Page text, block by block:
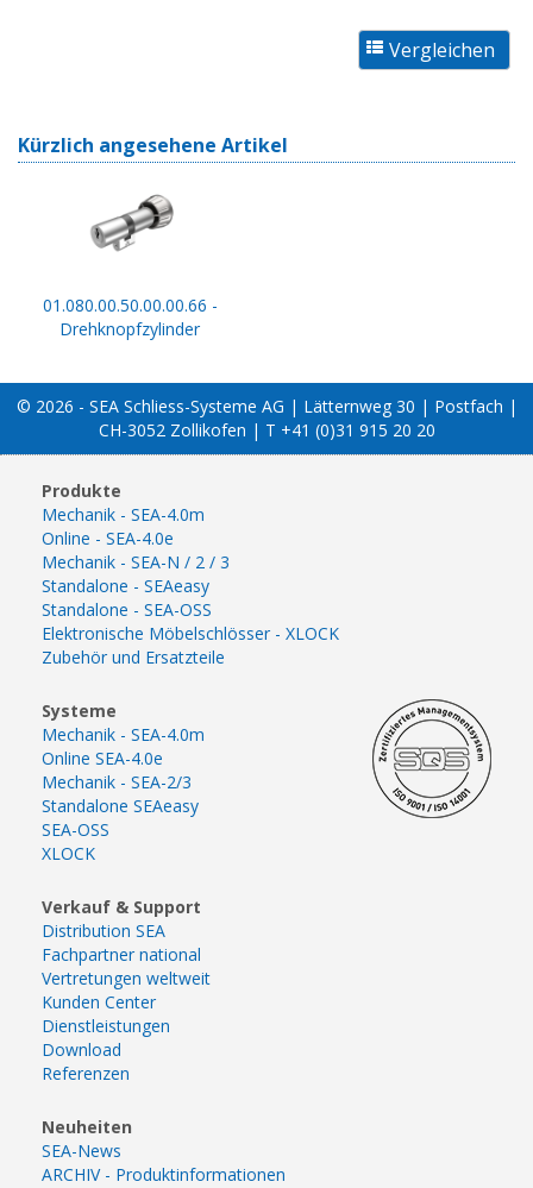
Kürzlich angesehene Artikel
01.080.00.50.00.00.66 -
Drehknopfzylinder
© 2026 - SEA Schliess-Systeme AG | Lätternweg 30 | Postfach |
CH-3052 Zollikofen | T +41 (0)31 915 20 20
Produkte
Mechanik - SEA-4.0m
Online - SEA-4.0e
Mechanik - SEA-N / 2 / 3
Standalone - SEAeasy
Standalone - SEA-OSS
Elektronische Möbelschlösser - XLOCK
Zubehör und Ersatzteile
Systeme
Mechanik - SEA-4.0m
Online SEA-4.0e
Mechanik - SEA-2/3
Standalone SEAeasy
SEA-OSS
XLOCK
Verkauf & Support
Distribution SEA
Fachpartner national
Vertretungen weltweit
Kunden Center
Dienstleistungen
Download
Referenzen
Neuheiten
SEA-News
ARCHIV - Produktinformationen